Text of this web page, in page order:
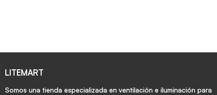
LITEMART
Somos una tienda especializada en ventilación e iluminación para